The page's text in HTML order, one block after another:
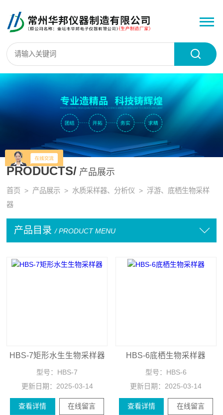
PRODUCTS/ 产品展示
首页 > 产品展示 > 水质采样器、分析仪 >浮游、底栖生物采样
器
产品目录 / PRODUCT MENU
HBS-7矩形水生生物采样器
型号： HBS-7
更新日期： 2025-03-14
查看详情 在线留言
HBS-6底栖生物采样器
型号： HBS-6
更新日期： 2025-03-14
查看详情 在线留言